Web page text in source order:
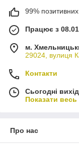
99% позитивних
Працює з
м.
29024, вулиця
Контакти
Сьогодні
Показати
Про нас